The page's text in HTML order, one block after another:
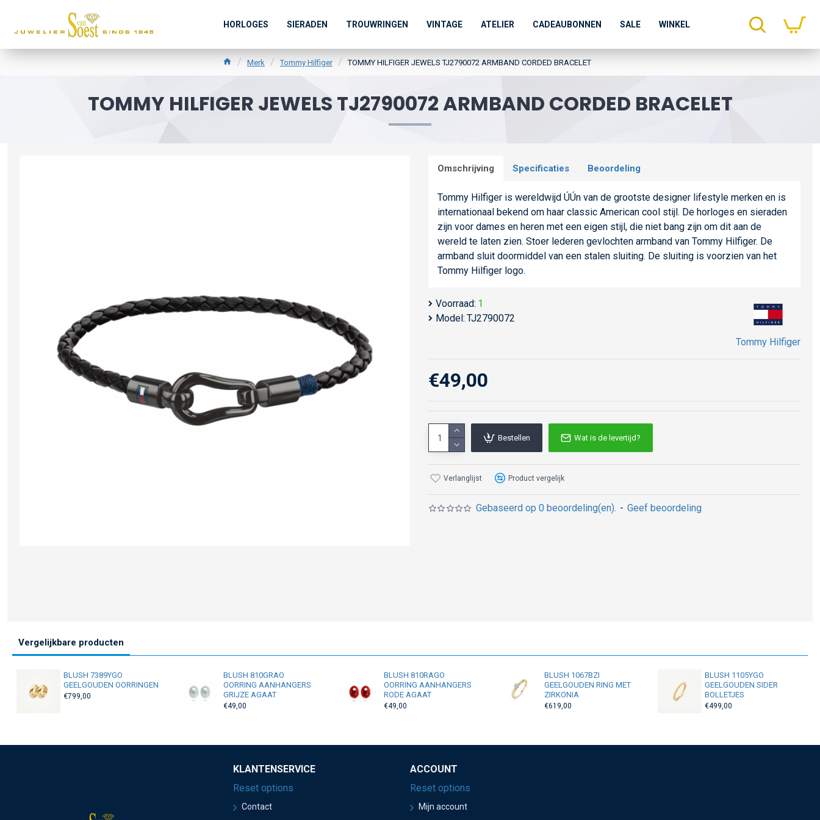
HORLOGES SIERADEN TROUWRINGEN VINTAGE ATELIER CADEAUBONNEN SALE WINKEL
Merk Tommy Hilfiger TOMMY HILFIGER JEWELS TJ2790072 ARMBAND CORDED BRACELET
TOMMY HILFIGER JEWELS TJ2790072 ARMBAND CORDED BRACELET
Omschrijving Specificaties Beoordeling
Tommy Hilfiger is wereldwijd ÚÚn van de grootste designer lifestyle merken en is
internationaal bekend om haar classic American cool stijl. De horloges en sieraden
zijn voor dames en heren met een eigen stijl, die niet bang zijn om dit aan de
wereld te laten zien. Stoer lederen gevlochten armband van Tommy Hilfiger. De
armband sluit doormiddel van een stalen sluiting. De sluiting is voorzien van het
Tommy Hilfiger logo.
Voorraad: 1
Model: TJ2790072
Tommy Hilfiger
Gebaseerd op 0 beoordeling(en). - Geef beoordeling
€49,00
Bestellen Wat is de levertijd?
Verlanglijst Product vergelijk
Vergelijkbare producten
BLUSH 7389YGO
GEELGOUDEN OORRINGEN
€799,00
BLUSH 810GRAO
OORRING AANHANGERS
GRIJZE AGAAT
€49,00
BLUSH 810RAGO
OORRING AANHANGERS
RODE AGAAT
€49,00
BLUSH 1067BZI
GEELGOUDEN RING MET
ZIRKONIA
€619,00
BLUSH 1105YGO
GEELGOUDEN SIDER
BOLLETJES
€499,00
KLANTENSERVICE
Reset options
Contact
ACCOUNT
Reset options
Mijn account